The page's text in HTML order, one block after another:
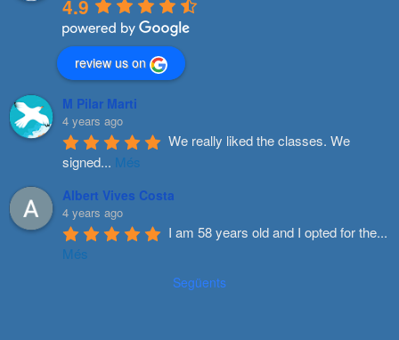
4.9
review us on
M Pilar Marti
4 years ago
We really liked the classes. We
signed... Més
Albert Vives Costa
4 years ago
I am 58 years old and I opted for the...
Més
Següents